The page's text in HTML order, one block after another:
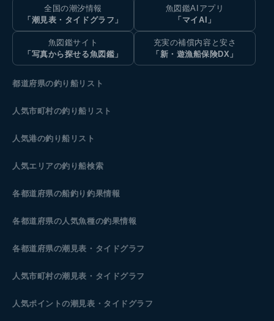
全国の潮汐情報
「潮見表・タイドグラフ」
魚図鑑AIアプリ
「マイAI」
魚図鑑サイト
「写真から探せる魚図鑑」
充実の補償内容と安さ
「新・遊漁船保険DX」
都道府県の釣り船リスト
人気市町村の釣り船リスト
人気港の釣り船リスト
人気エリアの釣り船検索
各都道府県の船釣り釣果情報
各都道府県の人気魚種の釣果情報
各都道府県の潮見表 ・タイドグラフ
人気市町村の潮見表・タイドグラフ
人気ポイントの潮見表・タイドグラフ